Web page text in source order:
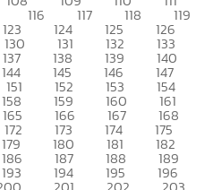
116 117 118 119
123 124 125 126
130 131 132 133
137 138 139 140
144 145 146 147
151 152 153 154
158 159 160 161
165 166 167 168
172 173 174 175
179 180 181 182
186 187 188 189
193 194 195 196